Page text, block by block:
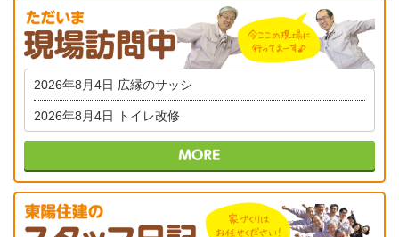
2026年8月4日 広縁のサッシ
2026年8月4日 トイレ改修